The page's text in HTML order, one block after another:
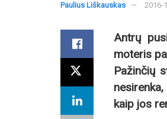
Paulius Liškauskas 2016-
Antrų
moteris
Pažinčių
kaip jos